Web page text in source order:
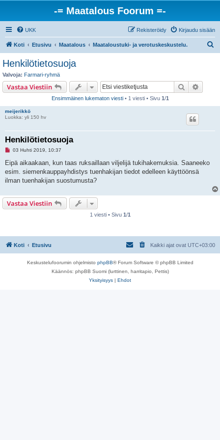
-= Maatalous Foorum =-
UKK Kirjaudu sisään
Rekisteröidy
Koti Etusivu Maatalous Maataloustuki- ja verotuskeskustelu.
Henkilötietosuoja
Valvoja: Farmari-ryhmä
Vastaa Viestiin Etsi
Ensimmäinen lukematon viesti• 1 viesti • Sivu 1/1
meijerikkö
Luokka: yli 150 hv
Henkilötietosuoja
L
k
e
m
a
n
v
i
03 Huhti 2019, 10:37
Eipä aikaakaan, kun taas ruksaillaan viljelijä tukihakemuksia. Saaneeko
esim. siemenkauppayhdistys tuenhakijan tiedot edelleen käyttöönsä
ilman tuenhakijan suostumusta?
Vastaa Viestiin
1 viesti • Sivu 1/1
Koti Etusivu Kaikki ajat ovat UTC+03:00
Keskustelufoorumin ohjelmisto phpBB® Forum Software © phpBB Limited
Käännös: phpBB Suomi (lurttinen, harritapio, Pettis)
Yksityisyys | Ehdot